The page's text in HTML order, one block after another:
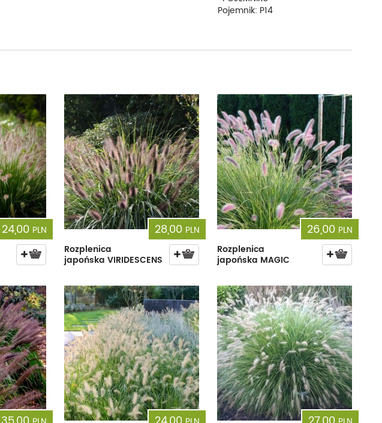
Pojemnik: P14
24,00 PLN
28,00 PLN
Rozplenica
japońska VIRIDESCENS
26,00 PLN
Rozplenica
japońska MAGIC